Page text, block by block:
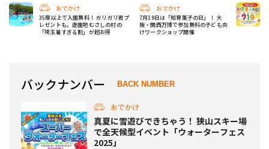
おでかけ
35度以上で入園無料！ ガリガリ君プ
レゼントも。遊園地むさしの村の
「埼玉暑すぎる割」が超お得
おでかけ
7月19日は「知育菓子の日」！ 大
阪・関西万博で参加無料の子ども向
けワークショップ開催
バックナンバー BACK NUMBER
おでかけ
真夏に雪遊びできちゃう！ 狭山スキー場
で全天候型イベント「ウォーターフェス
2025」